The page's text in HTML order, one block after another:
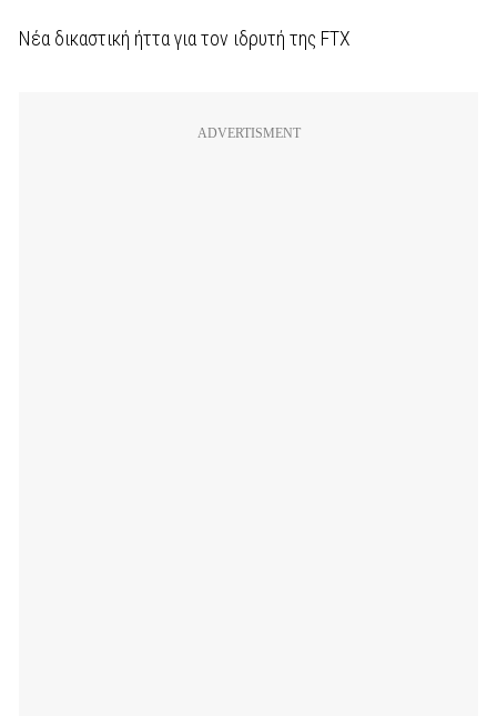
Νέα δικαστική ήττα για τον ιδρυτή της FTX